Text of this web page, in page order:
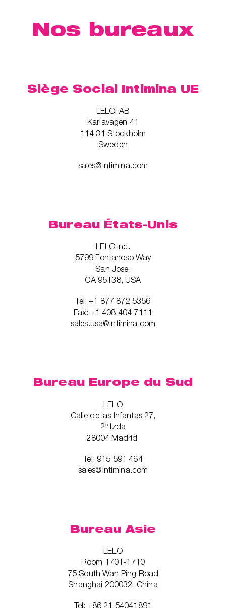
Nos bureaux
Siège Social Intimina UE
LELOi AB
Karlavagen 41
114 31 Stockholm
Sweden
sales@intimina.com
Bureau États-Unis
LELO Inc.
5799 Fontanoso Way
San Jose,
CA 95138, USA
Tel: +1 877 872 5356
Fax: +1 408 404 7111
sales.usa@intimina.com
Bureau Europe du Sud
LELO
Calle de las Infantas 27,
2º Izda
28004 Madrid
Tel: 915 591 464
sales@intimina.com
Bureau Asie
LELO
Room 1701-1710
75 South Wan Ping Road
Shanghai 200032, China
Tel: +86 21 54041891